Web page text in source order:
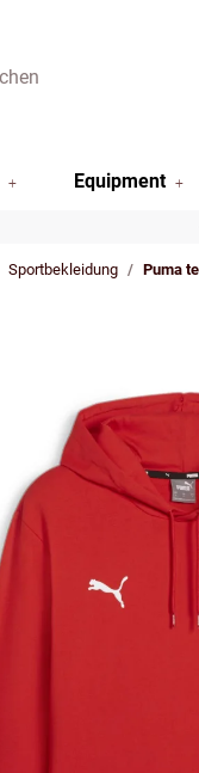
Equipment
Sportbekleidung Puma